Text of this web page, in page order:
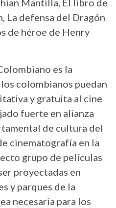
Mantilla, El libro de
La defensa del Dragón
de héroe de Henry
es la
colombianos puedan
y gratuita al cine
fuerte en alianza
de cultura del
cinematografía en la
grupo de películas
proyectadas en
y parques de la
necesaria para los